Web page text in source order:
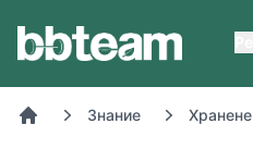
Знание Хранене